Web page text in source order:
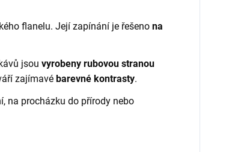
flanelu. Její zapínání je řešeno na
jsou vyrobeny rubovou stranou
zajímavé barevné kontrasty.
na procházku do přírody nebo